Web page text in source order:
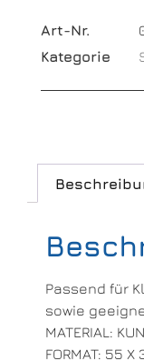
Art-Nr.
Kategorie
Passend für
sowie
MATERIAL:
FORMAT: 55 X